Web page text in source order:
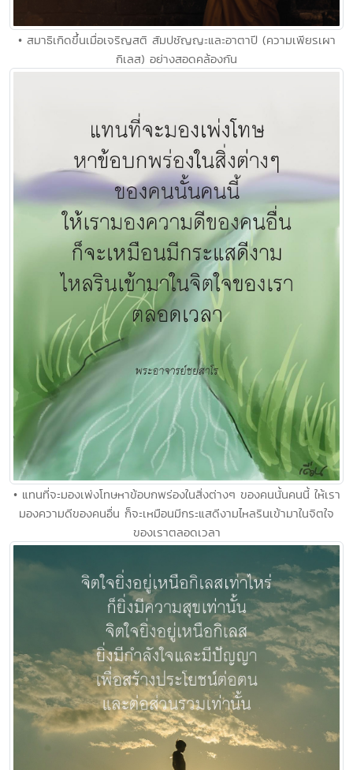
• สมาธิเกิดขึ้นเมื่อเจริญสติ สัมปชัญญะและอาตาปี (ความเพียรเผา
กิเลส) อย่างสอดคล้องกัน
• แทนที่จะมองเพ่งโทษหาข้อบกพร่องในสิ่งต่างๆ ของคนนั้นคนนี้ ให้เรา
มองความดีของคนอื่น ก็จะเหมือนมีกระแสดีงามไหลรินเข้ามาในจิตใจ
ของเราตลอดเวลา